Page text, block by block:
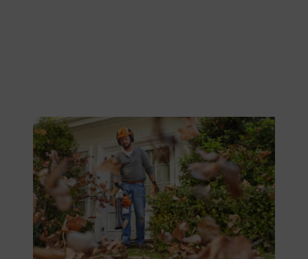
Mithilfe eines Blasgeräts ist Laub rund ums Haus im Nu entfernt.